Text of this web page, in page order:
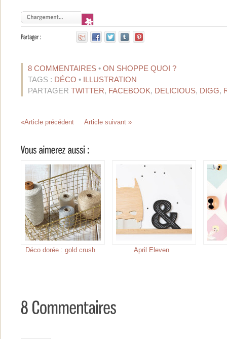
8 COMMENTAIRES • ON SHOPPE QUOI ?
TAGS : DÉCO • ILLUSTRATION
PARTAGER TWITTER, FACEBOOK, DELICIOUS, DIGG,
«Article précédent Article suivant »
Déco dorée : gold crush April Eleven